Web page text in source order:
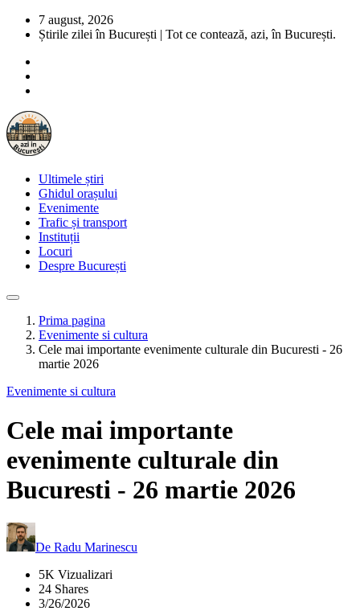
7 august, 2026
Știrile zilei în București | Tot ce contează, azi, în București.
Ultimele știri
Ghidul orașului
Evenimente
Trafic și transport
Instituții
Locuri
Despre București
Prima pagina
Evenimente si cultura
Cele mai importante evenimente culturale din Bucuresti - 26
martie 2026
Evenimente si cultura
Cele mai importante
evenimente culturale din
Bucuresti - 26 martie 2026
De Radu Marinescu
5K Vizualizari
24 Shares
3/26/2026